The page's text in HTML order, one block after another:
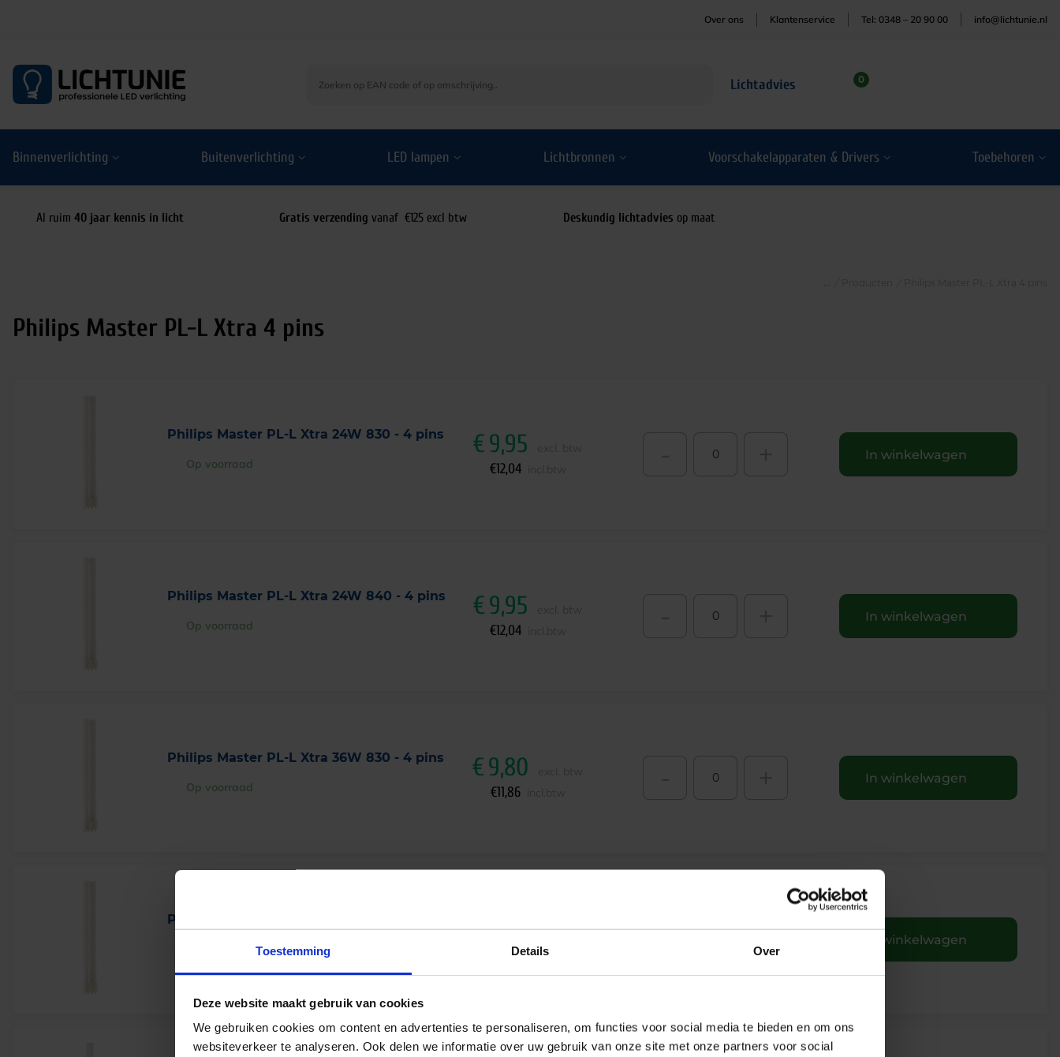
Toestemming Details Over
Deze website maakt gebruik van cookies
We gebruiken cookies om content en advertenties te personaliseren, om functies voor social media te bieden en om ons
websiteverkeer te analyseren. Ook delen we informatie over uw gebruik van onze site met onze partners voor social
Over ons Klantenservice Tel: 0348 – 20 90 00 info@lichtunie.nl
Lichtadvies 0
Binnenverlichting Buitenverlichting LED lampen Lichtbronnen Voorschakelapparaten & Drivers Toebehoren
Al ruim 40 jaar kennis in licht Gratis verzending vanaf €125 excl btw Deskundig lichtadvies op maat
Philips Master PL-L Xtra 4 pins
Philips Master PL-L Xtra 24W 830 - 4 pins
Op voorraad
€9,95
€12,04
In winkelwagen
Philips Master PL-L Xtra 24W 840 - 4 pins
Op voorraad
€9,95
€12,04
In winkelwagen
Philips Master PL-L Xtra 36W 830 - 4 pins
Op voorraad
€9,80
€11,86
In winkelwagen
Philips Master PL-L Xtra 36W 840 - 4 pins €9,80 excl. btw
11,86 incl.btw +
- In winkelwagen